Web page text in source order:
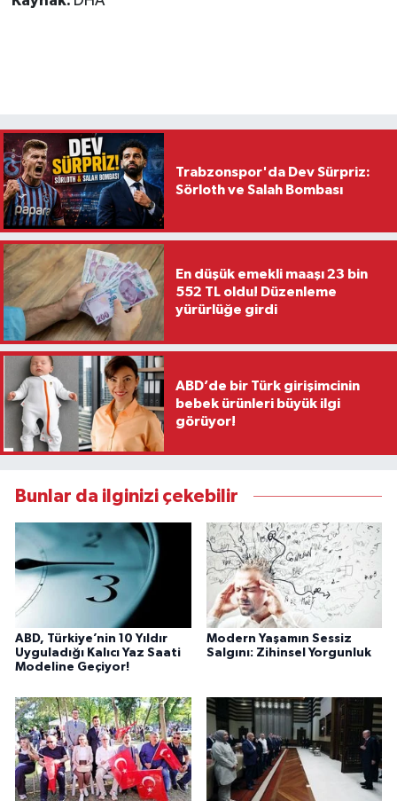
Trabzonspor'da Dev Sürpriz:
Sörloth ve Salah Bombası
En düşük emekli maaşı 23 bin
552 TL oldu! Düzenleme
yürürlüğe girdi
ABD’de bir Türk girişimcinin
bebek ürünleri büyük ilgi
görüyor!
Bunlar da ilginizi çekebilir
ABD, Türkiye’nin 10 Yıldır
Uyguladığı Kalıcı Yaz Saati
Modeline Geçiyor!
Modern Yaşamın Sessiz
Salgını: Zihinsel Yorgunluk